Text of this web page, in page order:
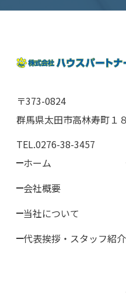
〒373-0824
群馬県太田市高林寿町１
TEL.0276-38-3457
ホーム
会社概要
当社について
代表挨拶・スタッフ紹介